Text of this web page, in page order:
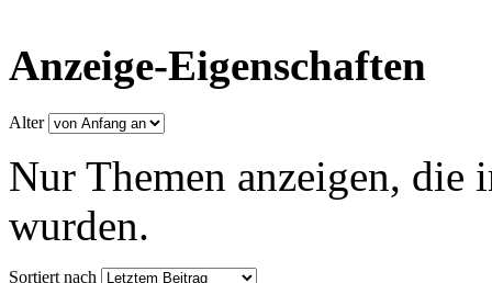
Anzeige-Eigenschaften
Alter
Nur Themen anzeigen, die
wurden.
Sortiert nach